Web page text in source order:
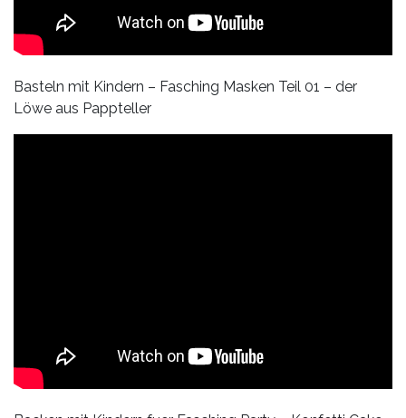
Basteln mit Kindern – Fasching Masken Teil 01 – der
Löwe aus Pappteller